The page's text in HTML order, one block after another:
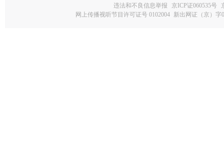
违法和不良信息举报 京ICP证060535号
网上传播视听节目许可证号 0102004 新出网证（京）